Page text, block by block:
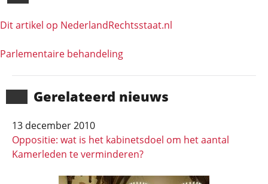
Dit artikel op NederlandRechts­staat.nl
Parlementaire behandeling
Gerela­teerd nieuws
13 december 2010
Oppositie: wat is het kabinetsdoel om het aantal
Kamerleden te verminderen?